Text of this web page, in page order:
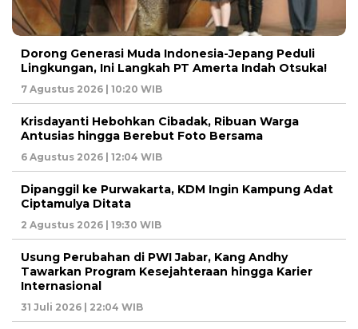
Dorong Generasi Muda Indonesia-Jepang Peduli
Lingkungan, Ini Langkah PT Amerta Indah Otsuka!
7 Agustus 2026 | 10:20 WIB
Krisdayanti Hebohkan Cibadak, Ribuan Warga
Antusias hingga Berebut Foto Bersama
6 Agustus 2026 | 12:04 WIB
Dipanggil ke Purwakarta, KDM Ingin Kampung Adat
Ciptamulya Ditata
2 Agustus 2026 | 19:30 WIB
Usung Perubahan di PWI Jabar, Kang Andhy
Tawarkan Program Kesejahteraan hingga Karier
Internasional
31 Juli 2026 | 22:04 WIB